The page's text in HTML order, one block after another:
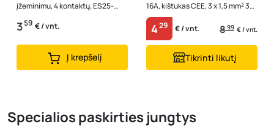
įžeminimu, 4 kontaktų, ES25-
001.B
359 € / vnt.
Į krepšelį
16A, kištukas CEE, 3 x 1,5 mm² 30
cm ilgio laidas, 1618
429 € / vnt. 899 € / vnt.
Tikrinti likutį
Specialios paskirties jungtys